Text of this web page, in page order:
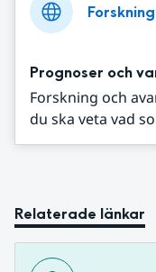
Prognoser och
Forskning och
du ska veta vad
Relaterade länkar